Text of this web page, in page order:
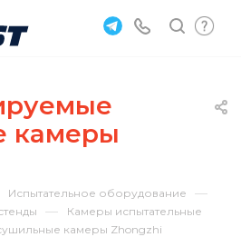
камеры
Испытательное оборудование —
— Камеры испытательные
камеры Zhongzhi